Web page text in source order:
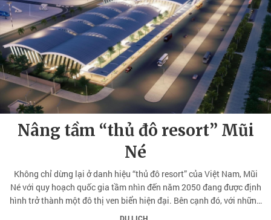
Nâng tầm “thủ đô resort” Mũi
Né
Không chỉ dừng lại ở danh hiệu “thủ đô resort” của Việt Nam, Mũi
Né với quy hoạch quốc gia tầm nhìn đến năm 2050 đang được định
hình trở thành một đô thị ven biển hiện đại. Bên cạnh đó, với những
đột phá về hạ tầng giao thông, vùng đất này đang chuyển mình